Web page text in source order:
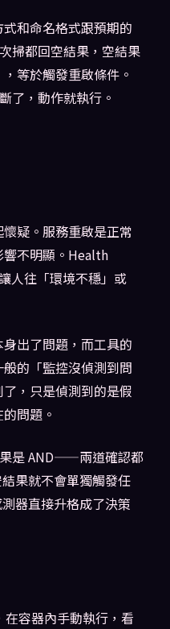
和命名格式跟預期的
掃都回空結果，空結果
等於觸發重啟條件。
了，動作就執行。
疑。服務重啟是正常
響不明顯。Health
人往「環境不穩」或
出了問題，而工具的
的「監控沒偵測到問
，只是偵測到的是假
問題。
是 AND——兩道確認都
果就不會單獨觸發任
器直接升格成了決策
容器內手動執行，看